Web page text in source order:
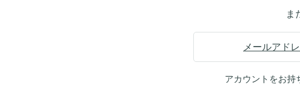
ま
メールアド
アカウントをお持